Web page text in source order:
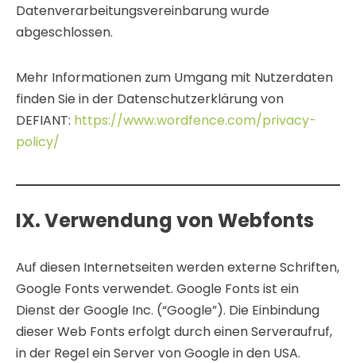
Datenverarbeitungsvereinbarung wurde
abgeschlossen.
Mehr Informationen zum Umgang mit Nutzerdaten
finden Sie in der Datenschutzerklärung von
DEFIANT: https://www.wordfence.com/privacy-
policy/
IX. Verwendung von Webfonts
Auf diesen Internetseiten werden externe Schriften,
Google Fonts verwendet. Google Fonts ist ein
Dienst der Google Inc. (“Google”). Die Einbindung
dieser Web Fonts erfolgt durch einen Serveraufruf,
in der Regel ein Server von Google in den USA.